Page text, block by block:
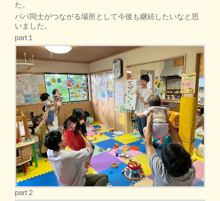
た。
パパ同士がつながる場所として今後も継続したいなと思
いました。
part１
part２